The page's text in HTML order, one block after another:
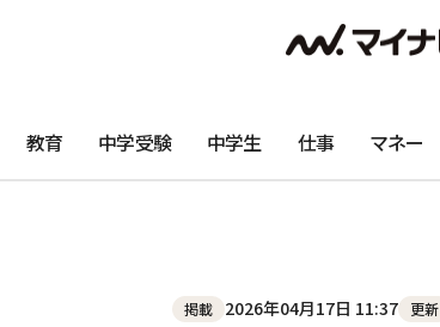
教育 中学受験 中学生 仕事 マネー
掲載 2026年04月17日 11:37 更新